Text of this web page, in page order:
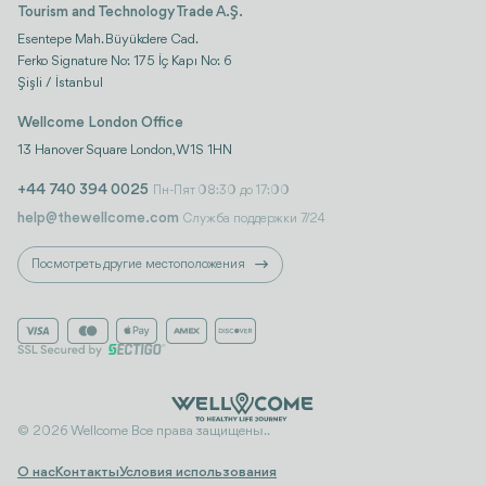
Tourism and Technology Trade A.Ş.
Esentepe Mah. Büyükdere Cad.
Ferko Signature No: 175 İç Kapı No: 6
Şişli / İstanbul
Wellcome London Office
13 Hanover Square London, W1S 1HN
+44 740 394 0025 Пн-Пят 08:30 до 17:00
help@thewellcome.com Служба поддержки 7/24
Посмотреть другие местоположения
© 2026 Wellcome Все права защищены..
О насКонтактыУсловия использования